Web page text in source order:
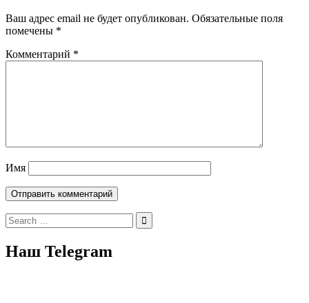
Ваш адрес email не будет опубликован. Обязательные поля
помечены *
Комментарий *
Имя
Search
for:
Наш Telegram